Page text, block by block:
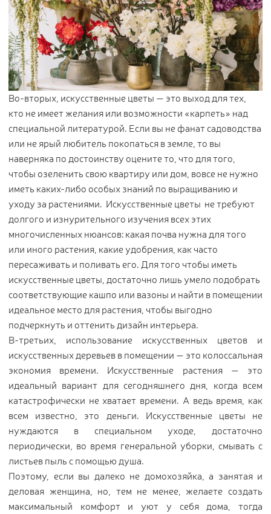
Во-вторых, искусственные цветы — это выход для тех,
кто не имеет желания или возможности «карпеть» над
специальной литературой. Если вы не фанат садоводства
или не ярый любитель покопаться в земле, то вы
наверняка по достоинству оцените то, что для того,
чтобы озеленить свою квартиру или дом, вовсе не нужно
иметь каких-либо особых знаний по выращиванию и
уходу за растениями. Искусственные цветы не требуют
долгого и изнурительного изучения всех этих
многочисленных нюансов: какая почва нужна для того
или иного растения, какие удобрения, как часто
пересаживать и поливать его. Для того чтобы иметь
искусственные цветы, достаточно лишь умело подобрать
соответствующие кашпо или вазоны и найти в помещении
идеальное место для растения, чтобы выгодно
подчеркнуть и оттенить дизайн интерьера.
В-третьих, использование искусственных цветов и
искусственных деревьев в помещении — это колоссальная
экономия времени. Искусственные растения — это
идеальный вариант для сегодняшнего дня, когда всем
катастрофически не хватает времени. А ведь время, как
всем известно, это деньги. Искусственные цветы не
нуждаются в специальном уходе, достаточно
периодически, во время генеральной уборки, смывать с
листьев пыль с помощью душа.
Поэтому, если вы далеко не домохозяйка, а занятая и
деловая женщина, но, тем не менее, желаете создать
максимальный комфорт и уют у себя дома, тогда